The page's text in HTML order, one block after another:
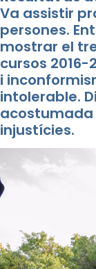
Va assistir
persones.
mostrar el
cursos 2016-
i
intolerable.
acostumada
injustícies.